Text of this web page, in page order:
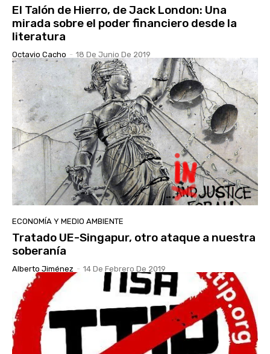
El Talón de Hierro, de Jack London: Una
mirada sobre el poder financiero desde la
literatura
Octavio Cacho - 18 De Junio De 2019
ECONOMÍA Y MEDIO AMBIENTE
Tratado UE-Singapur, otro ataque a nuestra
soberanía
Alberto Jiménez - 14 De Febrero De 2019